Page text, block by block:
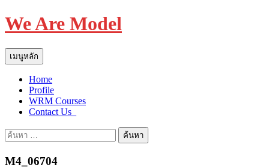
We Are Model
ค้นหา
เมนูหลัก
ยัง
เนื้อหา
Home
Profile
WRM Courses
Contact Us_
ค้นหา
M4_06704